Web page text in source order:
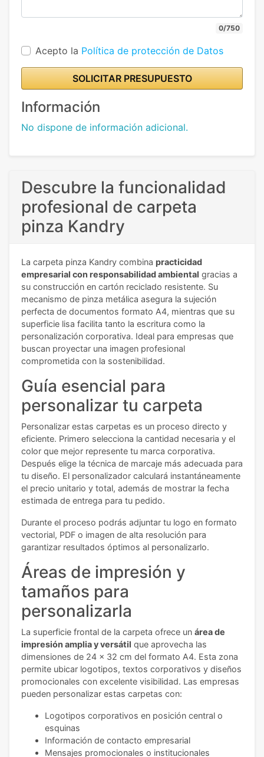
0/750
Acepto la Política de protección de Datos
SOLICITAR PRESUPUESTO
Información
No dispone de información adicional.
Descubre la funcionalidad
profesional de carpeta
pinza Kandry
La carpeta pinza Kandry combina practicidad
empresarial con responsabilidad ambiental gracias a
su construcción en cartón reciclado resistente. Su
mecanismo de pinza metálica asegura la sujeción
perfecta de documentos formato A4, mientras que su
superficie lisa facilita tanto la escritura como la
personalización corporativa. Ideal para empresas que
buscan proyectar una imagen profesional
comprometida con la sostenibilidad.
Guía esencial para
personalizar tu carpeta
Personalizar estas carpetas es un proceso directo y
eficiente. Primero selecciona la cantidad necesaria y el
color que mejor represente tu marca corporativa.
Después elige la técnica de marcaje más adecuada para
tu diseño. El personalizador calculará instantáneamente
el precio unitario y total, además de mostrar la fecha
estimada de entrega para tu pedido.
Durante el proceso podrás adjuntar tu logo en formato
vectorial, PDF o imagen de alta resolución para
garantizar resultados óptimos al personalizarlo.
Áreas de impresión y
tamaños para
personalizarla
La superficie frontal de la carpeta ofrece un área de
impresión amplia y versátil que aprovecha las
dimensiones de 24 x 32 cm del formato A4. Esta zona
permite ubicar logotipos, textos corporativos y diseños
promocionales con excelente visibilidad. Las empresas
pueden personalizar estas carpetas con:
Logotipos corporativos en posición central o
esquinas
Información de contacto empresarial
Mensajes promocionales o institucionales